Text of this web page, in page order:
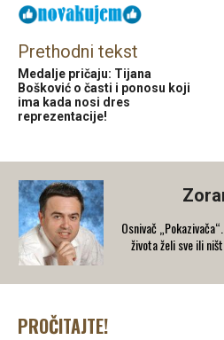
Prethodni tekst
Medalje pričaju: Tijana
Bošković o časti i ponosu koji
ima kada nosi dres
reprezentacije!
Osnivač
života želi sve ili
PROČITAJTE!